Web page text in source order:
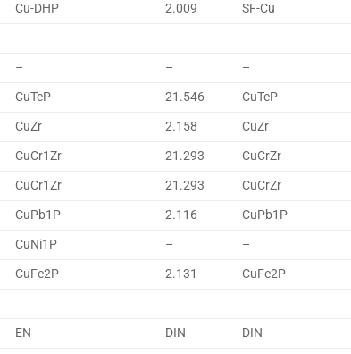
Cu-DHP 2.009 SF-Cu
– – –
CuTeP 21.546 CuTeP
CuZr 2.158 CuZr
CuCr1Zr 21.293 CuCrZr
CuCr1Zr 21.293 CuCrZr
CuPb1P 2.116 CuPb1P
CuNi1P – –
CuFe2P 2.131 CuFe2P
EN DIN DIN